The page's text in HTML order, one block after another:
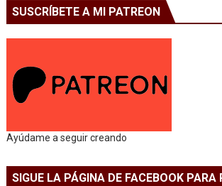
SUSCRÍBETE A MI PATREON
Ayúdame a seguir creando
SIGUE LA PÁGINA DE FACEBOOK PARA